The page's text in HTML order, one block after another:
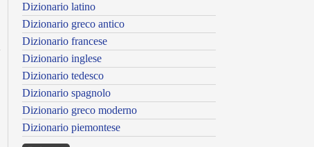
Dizionario latino
Dizionario greco antico
Dizionario francese
Dizionario inglese
Dizionario tedesco
Dizionario spagnolo
Dizionario greco moderno
Dizionario piemontese